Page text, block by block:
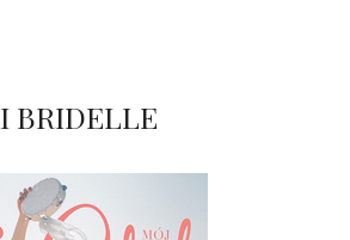
BRIDELLE